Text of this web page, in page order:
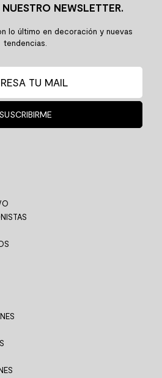
NEWSLETTER.
lo último en decoración y nuevas
tendencias.
SUSCRIBIRME